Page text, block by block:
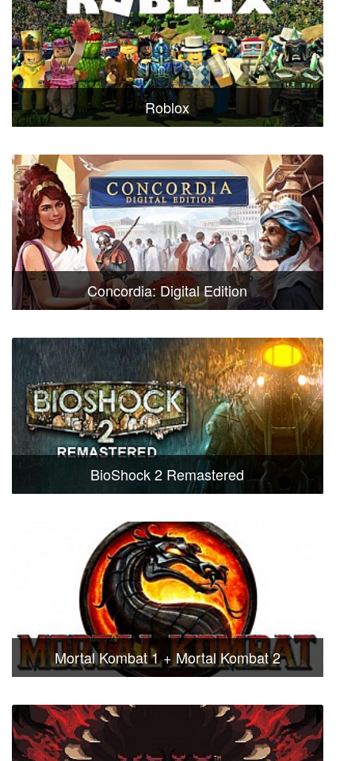
Roblox
Concordia: Digital Edition
BioShock 2 Remastered
Mortal Kombat 1 + Mortal Kombat 2